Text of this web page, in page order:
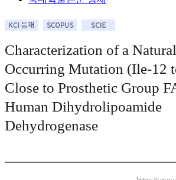
Characterization of a
Occurring Mutation (Ile-12
Close to Prosthetic Group
Human Dihydrolipoamide
Dehydrogenase